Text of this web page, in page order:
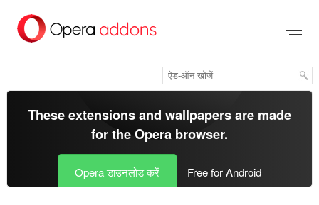
सामग्री
These extensions and wallpapers are made
for theOpera browser.
Opera डाउनलोड करें Free for Android